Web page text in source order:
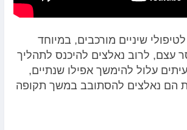
שיניים מורכבים, במיוחד
עצם, לרוב נאלצים להיכנס לתהליך
עלול להימשך אפילו שנתיים,
הם נאלצים להסתובב במשך תקופה